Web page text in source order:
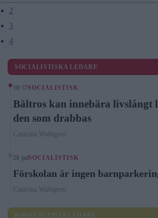
2
3
4
SOCIALISTISKA LEDARE
10:37SOCIALISTISK
Bältros kan innebära livslångt
den som drabbas
Catarina Wahlgren
28 jul SOCIALISTISK
Förskolan är ingen
Catarina Wahlgren
KONSERVATIVA LEDARE